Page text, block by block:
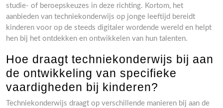
studie- of beroepskeuzes in deze richting. Kortom, het
aanbieden van techniekonderwijs op jonge leeftijd bereidt
kinderen voor op de steeds digitaler wordende wereld en helpt
hen bij het ontdekken en ontwikkelen van hun talenten.
Hoe draagt techniekonderwijs bij aan
de ontwikkeling van specifieke
vaardigheden bij kinderen?
Techniekonderwijs draagt op verschillende manieren bij aan de